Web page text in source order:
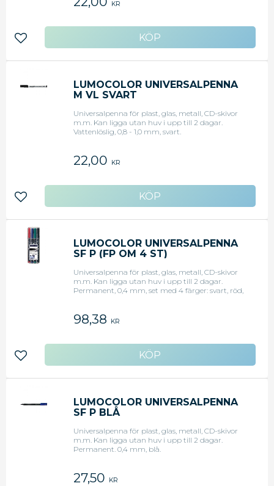
KR
Lägg till i favoriter
LUMOCOLOR UNIVERSALPENNA
M VL SVART
Universalpenna för plast, glas, metall, CD-skivor
m.m. Kan ligga utan huv i upp till 2 dagar.
Vattenlöslig, 0,8 - 1,0 mm, svart.
22,00 KR
Lägg till i favoriter
LUMOCOLOR UNIVERSALPENNA
SF P (FP OM 4 ST)
Universalpenna för plast, glas, metall, CD-skivor
m.m. Kan ligga utan huv i upp till 2 dagar.
Permanent, 0,4 mm, set med 4 färger: svart, röd,
98,38 KR
Lägg till i favoriter
LUMOCOLOR UNIVERSALPENNA
SF P BLÅ
Universalpenna för plast, glas, metall, CD-skivor
m.m. Kan ligga utan huv i upp till 2 dagar.
Permanent. 0,4 mm, blå.
27,50 KR